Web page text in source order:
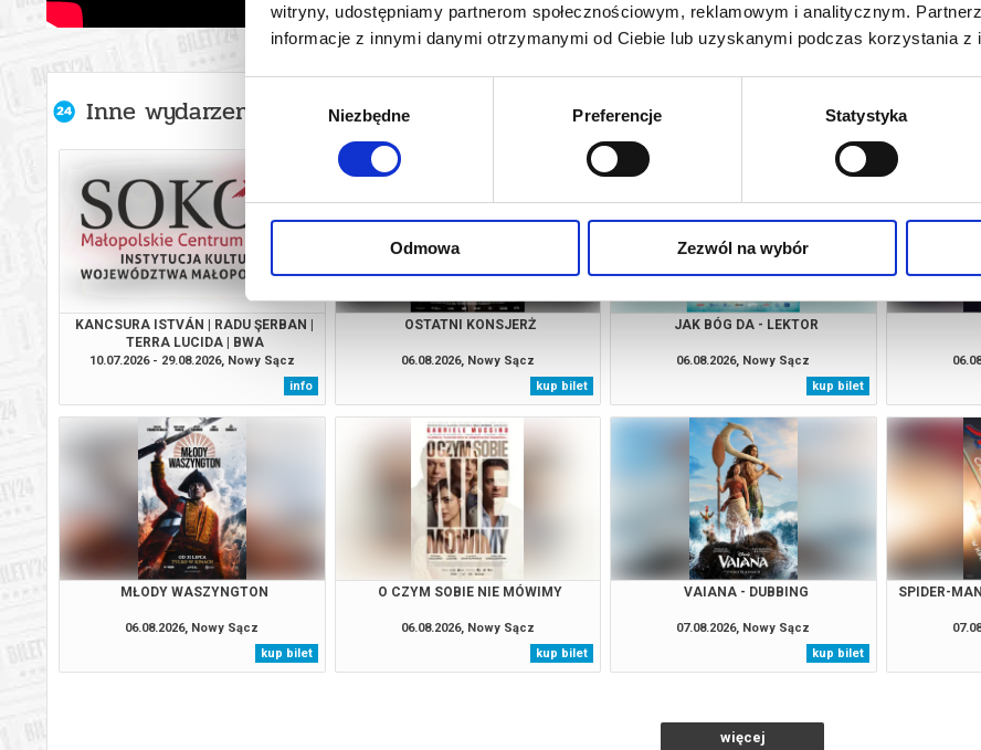
witryny, udostępniamy partnerom społecznościowym, reklamowym i analitycznym.
informacje z innymi danymi otrzymanymi od Ciebie lub uzyskanymi podczas korzystania z
zgody
Niezbędne Preferencje Statystyka
Odmowa Zezwól na wybór
Inne wydarzenia organizatora
KANCSURA ISTVÁN | RADU ŞERBAN |
TERRA LUCIDA | BWA
10.07.2026 - 29.08.2026, Nowy Sącz
info
OSTATNI KONSJERŻ
06.08.2026, Nowy Sącz
kup bilet
JAK BÓG DA - LEKTOR
06.08.2026, Nowy Sącz
kup bilet
MŁODY WASZYNGTON
06.08.2026, Nowy Sącz
kup bilet
O CZYM SOBIE NIE MÓWIMY
06.08.2026, Nowy Sącz
kup bilet
VAIANA - DUBBING
07.08.2026, Nowy Sącz
kup bilet
SPIDER-
więcej